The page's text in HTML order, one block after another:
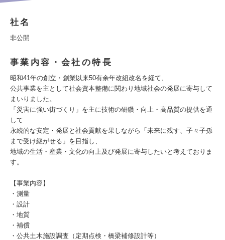
社名
非公開
事業内容・会社の特長
昭和41年の創立・創業以来50有余年改組改名を経て、
公共事業を主として社会資本整備に関わり地域社会の発展に寄与して
まいりました。
「災害に強い街づくり」を主に技術の研鑽・向上・高品質の提供を通
して
永続的な安定・発展と社会貢献を果しながら「未来に残す、子々子孫
まで受け継がせる」を目指し、
地域の生活・産業・文化の向上及び発展に寄与したいと考えておりま
す。
【事業内容】
・測量
・設計
・地質
・補償
・公共土木施設調査（定期点検・橋梁補修設計等）